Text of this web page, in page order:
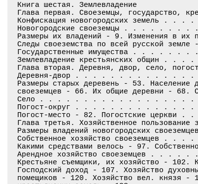
Книга шестая. Землевладение
Глава первая. Своеземцы, государство,
Конфискация новогородских
Новогородские своеземцы . .
Размеры их владений - 9. Изменения в их
Следы своеземства по всей русской земле
Государственные имущества .
Землевладение крестьянских
Глава вторая. Деревня, двор, село, погост
Деревня-двор . . . . . . . . . . .
Размеры старых деревень - 53.
своеземцев - 66. Их общие деревни - 68.
Село . . . . . . . . . . . . . . . . .
Погост-округ . . . . . . . . . . .
Погост-место - 82. Погостские
Глава третья. Хозяйственное пользование
Размеры владений новогородских
Собственное хозяйство
Какими средствами велось - 97.
Арендное хозяйство
Крестьяне съемщики, их хозяйство - 102.
Господский доход - 107. Хозяйство
помещиков - 120. Хозяйство вел. князя -